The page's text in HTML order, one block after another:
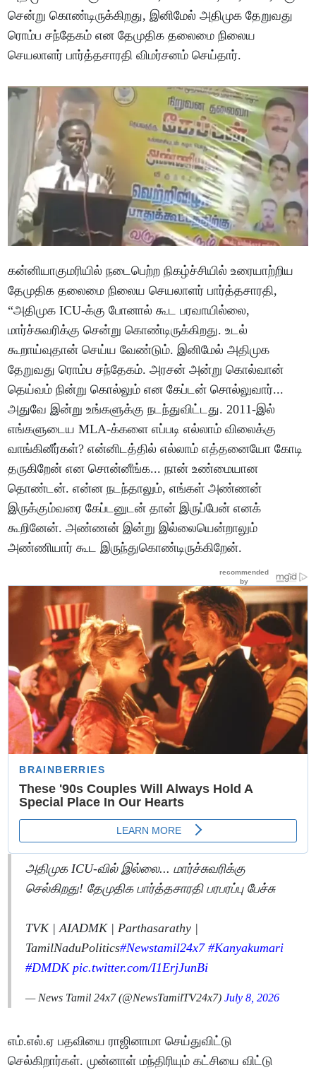
சென்று கொண்டிருக்கிறது, இனிமேல் அதிமுக தேறுவது
ரொம்ப சந்தேகம் என தேமுதிக தலைமை நிலைய
செயலாளர் பார்த்தசாரதி விமர்சனம் செய்தார்.
கன்னியாகுமரியில் நடைபெற்ற நிகழ்ச்சியில் உரையாற்றிய
தேமுதிக தலைமை நிலைய செயலாளர் பார்த்தசாரதி,
“அதிமுக ICU-க்கு போனால் கூட பரவாயில்லை,
மார்ச்சுவரிக்கு சென்று கொண்டிருக்கிறது. உடல்
கூறாய்வுதான் செய்ய வேண்டும். இனிமேல் அதிமுக
தேறுவது ரொம்ப சந்தேகம். அரசன் அன்று கொல்வான்
தெய்வம் நின்று கொல்லும் என கேப்டன் சொல்லுவார்...
அதுவே இன்று உங்களுக்கு நடந்துவிட்டது. 2011-இல்
எங்களுடைய MLA-க்களை எப்படி எல்லாம் விலைக்கு
வாங்கினீர்கள்? என்னிடத்தில் எல்லாம் எத்தனையோ கோடி
தருகிறேன் என சொன்னீங்க... நான் உண்மையான
தொண்டன். என்ன நடந்தாலும், எங்கள் அண்ணன்
இருக்கும்வரை கேப்டனுடன் தான் இருப்பேன் எனக்
கூறினேன். அண்ணன் இன்று இல்லையென்றாலும்
அண்ணியார் கூட இருந்துகொண்டிருக்கிறேன்.
அதிமுக ICU-வில் இல்லை... மார்ச்சுவரிக்கு
செல்கிறது! தேமுதிக பார்த்தசாரதி பரபரப்பு பேச்சு
TVK | AIADMK | Parthasarathy |
TamilNaduPolitics#Newstamil24x7 #Kanyakumari
#DMDK pic.twitter.com/I1ErjJunBi
— News Tamil 24x7 (@NewsTamilTV24x7)July 8, 2026
எம்.எல்.ஏ பதவியை ராஜினாமா செய்துவிட்டு
செல்கிறார்கள். முன்னாள் மந்திரியும் கட்சியை விட்டு